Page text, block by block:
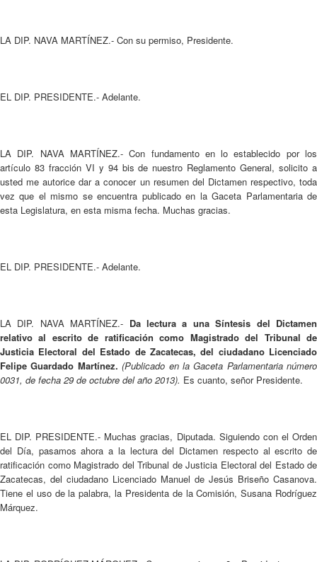
LA DIP. NAVA MARTÍNEZ.- Con su permiso, Presidente.
EL DIP. PRESIDENTE.- Adelante.
LA DIP. NAVA MARTÍNEZ.- Con fundamento en lo establecido por los
artículo 83 fracción VI y 94 bis de nuestro Reglamento General, solicito a
usted me autorice dar a conocer un resumen del Dictamen respectivo, toda
vez que el mismo se encuentra publicado en la Gaceta Parlamentaria de
esta Legislatura, en esta misma fecha. Muchas gracias.
EL DIP. PRESIDENTE.- Adelante.
LA DIP. NAVA MARTÍNEZ.- Da lectura a una Síntesis del Dictamen
relativo al escrito de ratificación como Magistrado del Tribunal de
Justicia Electoral del Estado de Zacatecas, del ciudadano Licenciado
Felipe Guardado Martínez. (Publicado en la Gaceta Parlamentaria número
0031, de fecha 29 de octubre del año 2013). Es cuanto, señor Presidente.
EL DIP. PRESIDENTE.- Muchas gracias, Diputada. Siguiendo con el Orden
del Día, pasamos ahora a la lectura del Dictamen respecto al escrito de
ratificación como Magistrado del Tribunal de Justicia Electoral del Estado de
Zacatecas, del ciudadano Licenciado Manuel de Jesús Briseño Casanova.
Tiene el uso de la palabra, la Presidenta de la Comisión, Susana Rodríguez
Márquez.